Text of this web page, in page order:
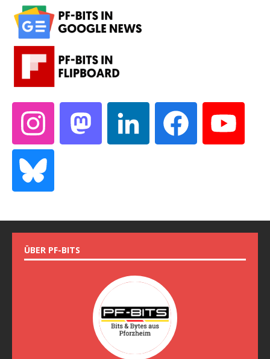
ÜBER PF-BITS